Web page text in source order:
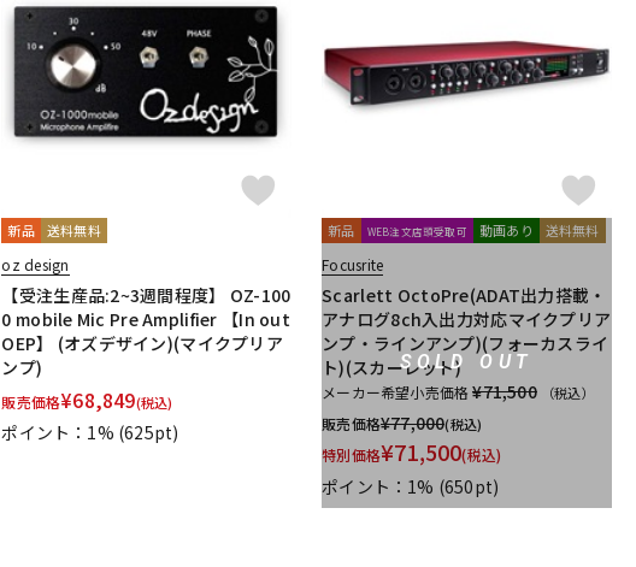
新品 送料無料
oz design
【受注生産品:2~3週間程度】 OZ-100
0 mobile Mic Pre Amplifier 【In out
OEP】 (オズデザイン)(マイクプリア
ンプ)
販売価格¥68,849(税込)
ポイント：1% (625pt)
SOLD OUT
新品 WEB注文店頭受取可 動画あり 送料無料
Focusrite
Scarlett OctoPre(ADAT出力搭載・
アナログ8ch入出力対応マイクプリア
ンプ・ラインアンプ)(フォーカスライ
ト)(スカーレット)
メーカー希望小売価格 ¥71,500 （税込）
販売価格¥77,000(税込)
特別価格¥71,500(税込)
ポイント：1% (650pt)